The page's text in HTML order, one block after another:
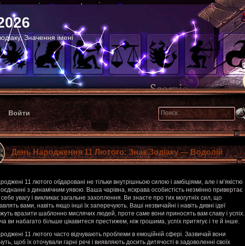
Значення імені
Войти
День Народження 11 Лютого: Знак Зодіаку — Водолій
11 лютого обдаровані не тільки внутрішньою силою і амбіціями, але і м’якістю
з динамічним уявою. Ваша чарівна, яскрава особистість незмінно привертає
увагу і викликає загальне захоплення. Ви знаєте про тих могутніх сил, що
вами, навіть якщо інші їх заперечують. Ваші незвичайні і навіть дивні ідеї
вразити шаблонно мислячих людей, проте саме вони приносять вам славу і успіх.
ви набагато більше цікавитеся престижем, ніж грошима, успіх притягує і те й інше.
11 лютого часто відчувають проблеми в емоційній сфері. Зазвичай вони
щоб їх оточували гарні речі і виявляють досить дитячості в задоволенні своїх